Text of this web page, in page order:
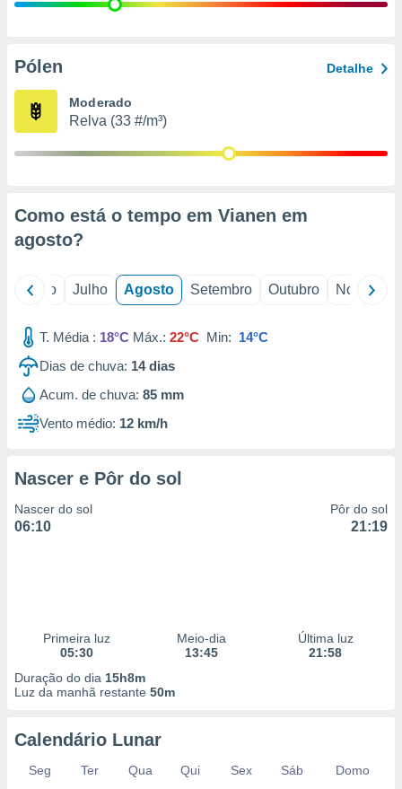
e
de
Pólen Detalhe
Moderado
Relva (33 #/m³)
Como está o tempo em Vianen em
agosto?
Junho Julho Agosto Setembro Outubro Novembro
T. Média : 18°C Máx.: 22°C Min: 14°C
Dias de chuva: 14dias
Acum. de chuva: 85 mm
Vento médio: 12 km/h
Nascer e Pôr do sol
Nascer do sol
06:10
Pôr do sol
21:19
Primeira luz
05:30
Meio-dia
13:45
Última luz
21:58
Duração do dia 15h8m
Luz da manhã restante 50m
Calendário Lunar
Seg Ter Qua Qui Sex Sáb
Domo